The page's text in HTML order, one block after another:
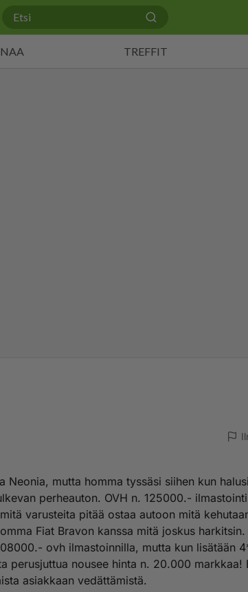
TREFFIT
Neonia, mutta homma tyssäsi siihen kun
perheauton. OVH n. 125000.- ilmastointi
varusteita pitää ostaa autoon mitä
Fiat Bravon kanssa mitä joskus harkitsin.
ovh ilmastoinnilla, mutta kun lisätään
perusjuttua nousee hinta n. 20.000 markkaa!
asiakkaan vedättämistä.